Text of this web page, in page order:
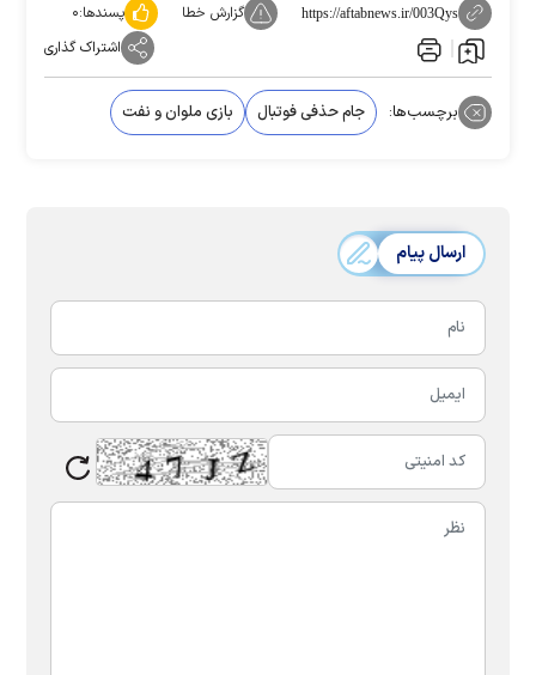
https://aftabnews.ir/003Qys گزارش خطا پسندها:۰
اشتراک گذاری
برچسب‌ها: جام حذفی فوتبال بازی ملوان و نفت
ارسال پیام